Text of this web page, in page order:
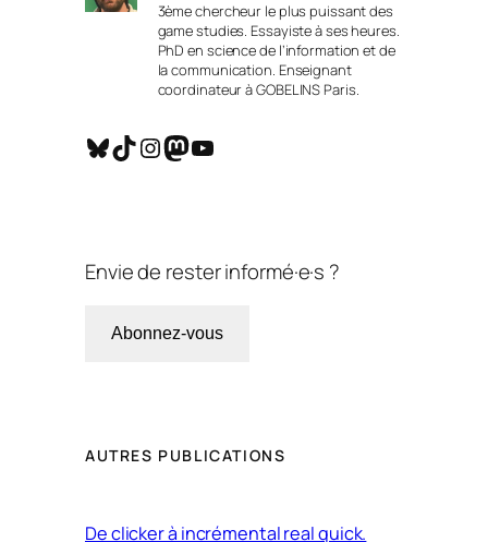
3ème chercheur le plus puissant des
game studies. Essayiste à ses heures.
PhD en science de l’information et de
la communication. Enseignant
coordinateur à GOBELINS Paris.
Bluesky TikTok InstagramMastodon YouTube
Envie de rester informé·e·s ?
Abonnez-vous
AUTRES PUBLICATIONS
De clicker à incrémental real quick.